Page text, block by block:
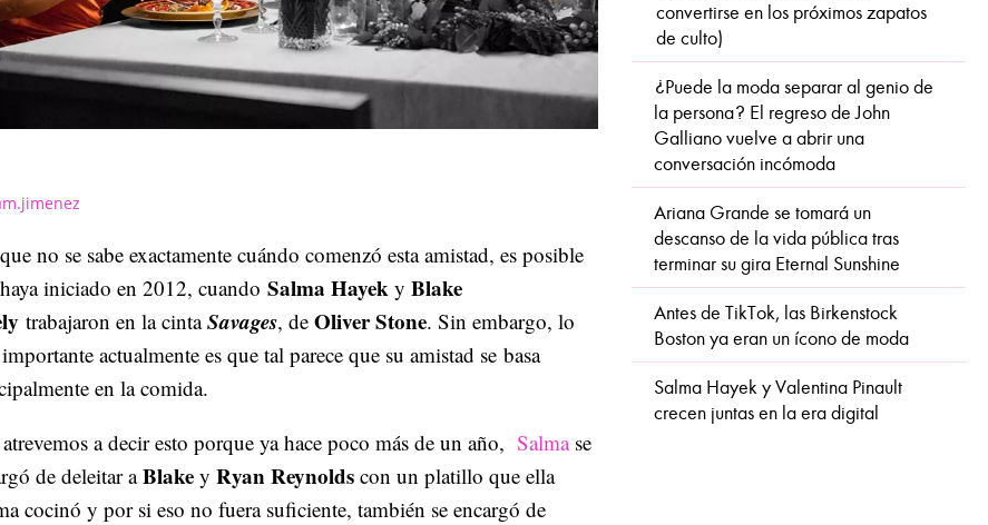
no se sabe exactamente cuándo comenzó esta amistad, es posible
iniciado en 2012, cuando Salma Hayek y Blake
trabajaron en la cintaSavages, de Oliver Stone. Sin embargo, lo
actualmente es que tal parece que su amistad se basa
en la comida.
a decir esto porque ya hace poco más de un año, Salma se
de deleitar aBlake y Ryan Reynolds con un platillo que ella
cocinó y por si eso no fuera suficiente, también se encargó de
convertirse en los próximos zapatos
de culto)
¿Puede la moda separar al genio de
la persona? El regreso de John
Galliano vuelve a abrir una
conversación incómoda
Ariana Grande se tomará un
descanso de la vida pública tras
terminar su gira Eternal Sunshine
Antes de TikTok, las Birkenstock
Boston ya eran un ícono de moda
Salma Hayek y Valentina Pinault
crecen juntas en la era digital